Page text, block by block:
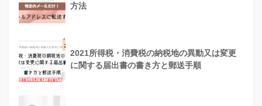
方法
2021所得税・消費税の納税地の異動又は変更
に関する届出書の書き方と郵送手順